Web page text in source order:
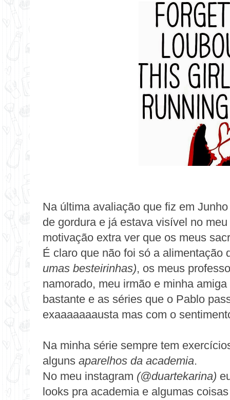
Na última avaliação que fiz em
de gordura e já estava visível no
motivação extra ver que os meus
É claro que não foi só a alimentação
umas besteirinhas), os meus
namorado, meu irmão e minha
bastante e as séries que o Pablo
exaaaaaaausta mas com o
Na minha série sempre tem
alguns aparelhos da academia.
No meu instagram (@duartekarina)
looks pra academia e algumas